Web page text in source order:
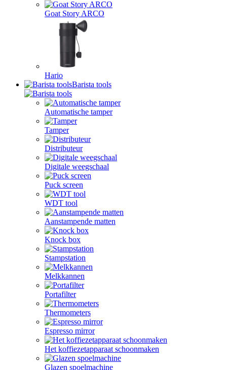
Goat Story ARCO
Hario
Barista tools
Automatische tamper
Tamper
Distributeur
Digitale weegschaal
Puck screen
WDT tool
Aanstampende matten
Knock box
Stampstation
Melkkannen
Portafilter
Thermometers
Espresso mirror
Het koffiezetapparaat schoonmaken
Glazen spoelmachine